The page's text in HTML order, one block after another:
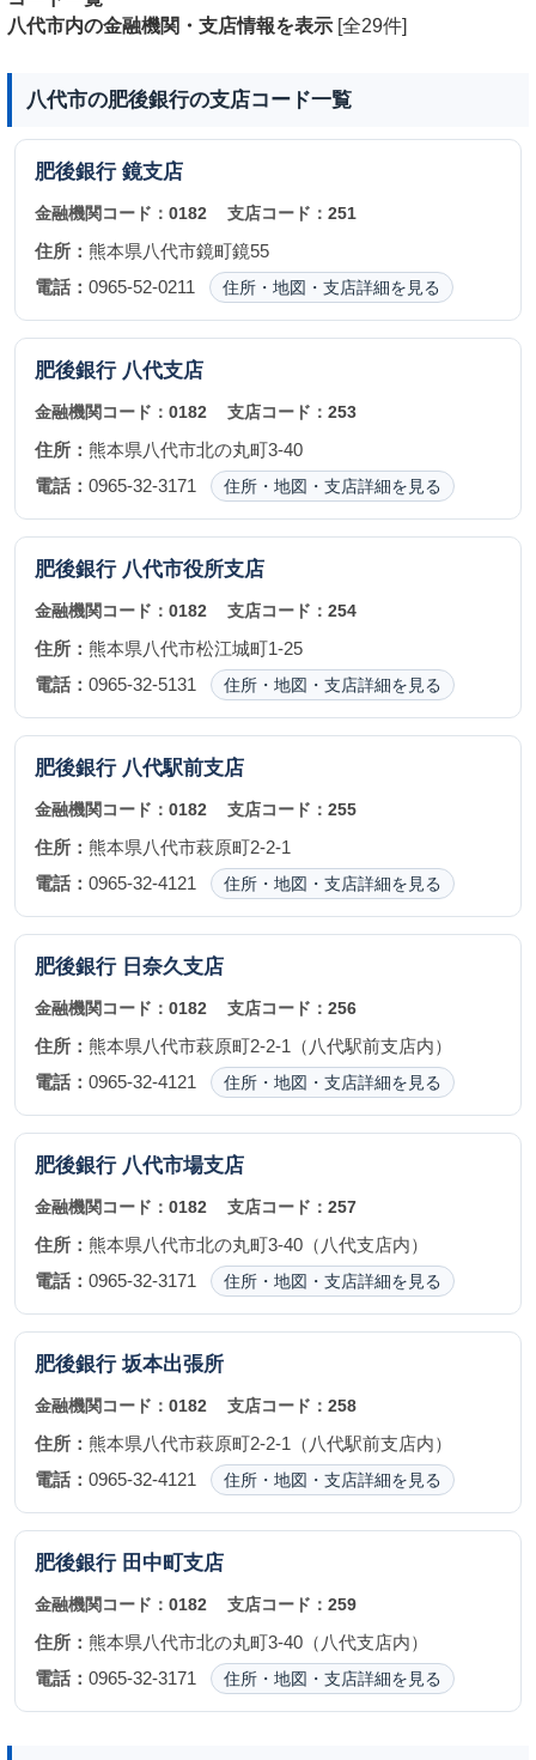
八代市内の金融機関・支店情報を表示 [全29件]
八代市の肥後銀行の支店コード一覧
肥後銀行 鏡支店
金融機関コード： 0182 支店コード：251
住所： 熊本県八代市鏡町鏡55
電話： 0965-52-0211 住所・地図・支店詳細を見る
肥後銀行 八代支店
金融機関コード： 0182 支店コード：253
住所： 熊本県八代市北の丸町3-40
電話： 0965-32-3171 住所・地図・支店詳細を見る
肥後銀行 八代市役所支店
金融機関コード： 0182 支店コード：254
住所： 熊本県八代市松江城町1-25
電話： 0965-32-5131 住所・地図・支店詳細を見る
肥後銀行 八代駅前支店
金融機関コード： 0182 支店コード：255
住所： 熊本県八代市萩原町2-2-1
電話： 0965-32-4121 住所・地図・支店詳細を見る
肥後銀行 日奈久支店
金融機関コード： 0182 支店コード：256
住所： 熊本県八代市萩原町2-2-1（八代駅前支店内）
電話： 0965-32-4121 住所・地図・支店詳細を見る
肥後銀行 八代市場支店
金融機関コード： 0182 支店コード：257
住所： 熊本県八代市北の丸町3-40（八代支店内）
電話： 0965-32-3171 住所・地図・支店詳細を見る
肥後銀行 坂本出張所
金融機関コード： 0182 支店コード：258
住所： 熊本県八代市萩原町2-2-1（八代駅前支店内）
電話： 0965-32-4121 住所・地図・支店詳細を見る
肥後銀行 田中町支店
金融機関コード： 0182 支店コード：259
住所： 熊本県八代市北の丸町3-40（八代支店内）
電話： 0965-32-3171 住所・地図・支店詳細を見る